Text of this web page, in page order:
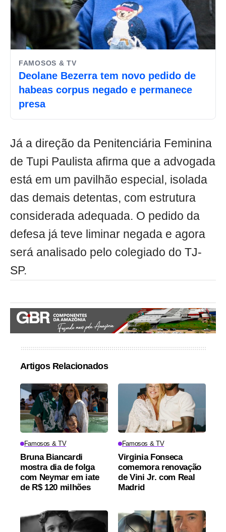
FAMOSOS & TV
Deolane Bezerra tem novo pedido de
habeas corpus negado e permanece
presa
Já a direção da Penitenciária Feminina
de Tupi Paulista afirma que a advogada
está em um pavilhão especial, isolada
das demais detentas, com estrutura
considerada adequada. O pedido da
defesa já teve liminar negada e agora
será analisado pelo colegiado do TJ-
SP.
Artigos Relacionados
Famosos & TV
Bruna Biancardi
mostra dia de folga
com Neymar em iate
de R$ 120 milhões
Famosos & TV
Virginia Fonseca
comemora renovação
de Vini Jr. com Real
Madrid